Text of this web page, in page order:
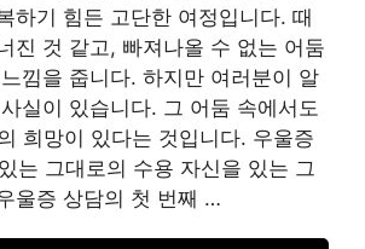
하기 힘든 고단한 여정입니다. 때
진 것 같고, 빠져나올 수 없는 어둠
낌을 줍니다. 하지만 여러분이 알
실이 있습니다. 그 어둠 속에서도
의 희망이 있다는 것입니다. 우울증
는 그대로의 수용 자신을 있는 그
울증 상담의 첫 번째 …